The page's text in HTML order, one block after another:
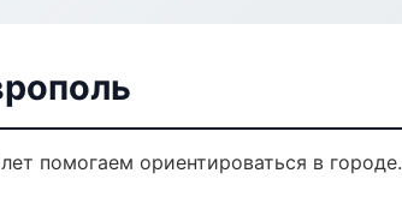
помогаем ориентироваться в городе.